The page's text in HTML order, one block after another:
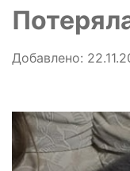
Добавлено: